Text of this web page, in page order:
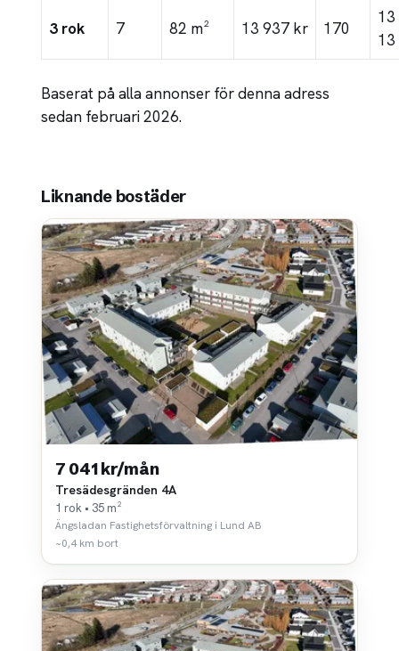
3 rok 7 82 m² 13 937 kr 170
13
Baserat på alla annonser för denna adress
sedan februari 2026.
Liknande bostäder
7 041 kr/mån
Tresädesgränden 4A
1 rok • 35 m²
Ängsladan Fastighetsförvaltning i Lund AB
~0,4 km bort